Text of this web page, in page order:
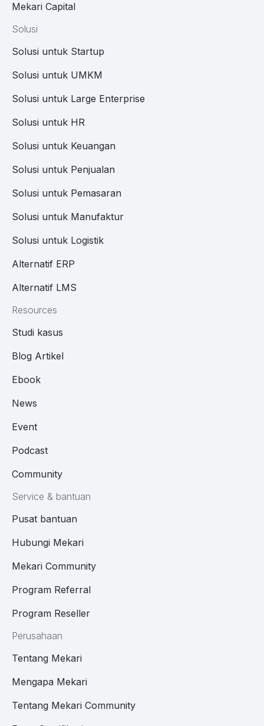
Mekari Capital
Solusi
Solusi untuk Startup
Solusi untuk UMKM
Solusi untuk Large Enterprise
Solusi untuk HR
Solusi untuk Keuangan
Solusi untuk Penjualan
Solusi untuk Pemasaran
Solusi untuk Manufaktur
Solusi untuk Logistik
Alternatif ERP
Alternatif LMS
Resources
Studi kasus
Blog Artikel
Ebook
News
Event
Podcast
Community
Service & bantuan
Pusat bantuan
Hubungi Mekari
Mekari Community
Program Referral
Program Reseller
Perusahaan
Tentang Mekari
Mengapa Mekari
Tentang Mekari Community